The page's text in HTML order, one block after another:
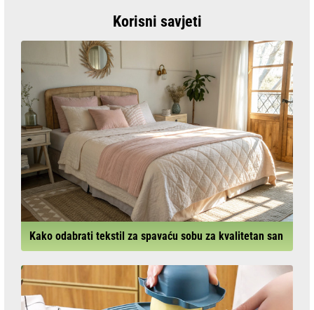
Korisni savjeti
Kako odabrati tekstil za spavaću sobu za kvalitetan san